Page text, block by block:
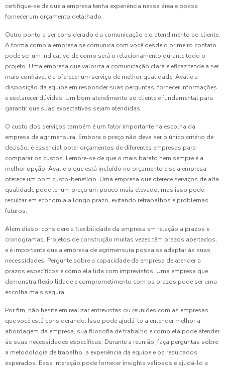
certifique-se de que a empresa tenha experiência nessa área e possa
fornecer um orçamento detalhado.
Outro ponto a ser considerado é a comunicação e o atendimento ao cliente.
A forma como a empresa se comunica com você desde o primeiro contato
pode ser um indicativo de como será o relacionamento durante todo o
projeto. Uma empresa que valoriza a comunicação clara e eficaz tende a ser
mais confiável e a oferecer um serviço de melhor qualidade. Avalie a
disposição da equipe em responder suas perguntas, fornecer informações
e esclarecer dúvidas. Um bom atendimento ao cliente é fundamental para
garantir que suas expectativas sejam atendidas.
O custo dos serviços também é um fator importante na escolha da
empresa de agrimensura. Embora o preço não deva ser o único critério de
decisão, é essencial obter orçamentos de diferentes empresas para
comparar os custos. Lembre-se de que o mais barato nem sempre é a
melhor opção. Avalie o que está incluído no orçamento e se a empresa
oferece um bom custo-benefício. Uma empresa que oferece serviços de alta
qualidade pode ter um preço um pouco mais elevado, mas isso pode
resultar em economia a longo prazo, evitando retrabalhos e problemas
futuros.
Além disso, considere a flexibilidade da empresa em relação a prazos e
cronogramas. Projetos de construção muitas vezes têm prazos apertados,
e é importante que a empresa de agrimensura possa se adaptar às suas
necessidades. Pergunte sobre a capacidade da empresa de atender a
prazos específicos e como ela lida com imprevistos. Uma empresa que
demonstra flexibilidade e comprometimento com os prazos pode ser uma
escolha mais segura.
Por fim, não hesite em realizar entrevistas ou reuniões com as empresas
que você está considerando. Isso pode ajudá-lo a entender melhor a
abordagem da empresa, sua filosofia de trabalho e como ela pode atender
às suas necessidades específicas. Durante a reunião, faça perguntas sobre
a metodologia de trabalho, a experiência da equipe e os resultados
esperados. Essa interação pode fornecer insights valiosos e ajudá-lo a